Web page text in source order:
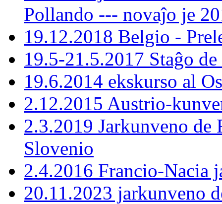
Pollando --- novaĵo je
19.12.2018 Belgio -
19.5-21.5.2017 Staĝo
19.6.2014 ekskurso al
2.12.2015 Austrio-
2.3.2019 Jarkunveno de
Slovenio
2.4.2016 Francio-Nacia
20.11.2023 jarkunveno